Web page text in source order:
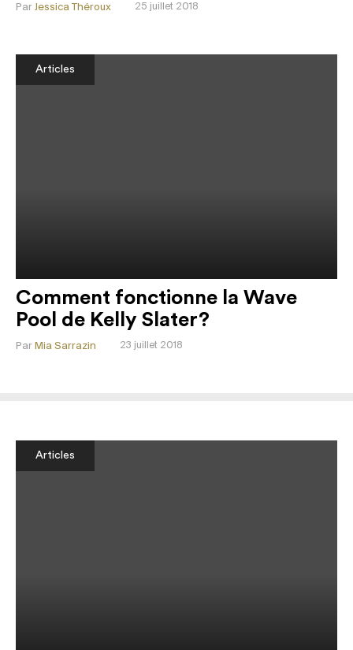
25 juillet 2018
Par Jessica Théroux
Articles
Comment fonctionne la Wave
Pool de Kelly Slater?
23 juillet 2018
Par Mia Sarrazin
Articles